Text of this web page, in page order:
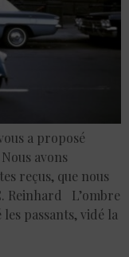
a proposé
avons
reçus, que nous
Reinhard L’ombre
passants, vidé la